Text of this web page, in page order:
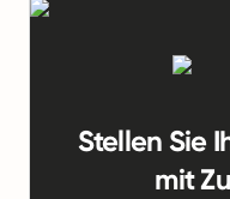
Stellen Sie
mit